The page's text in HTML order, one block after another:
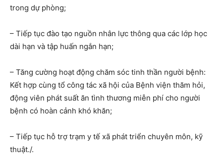
trong dự phòng;
– Tiếp tục đào tạo nguồn nhân lực thông qua các lớp học
dài hạn và tập huấn ngắn hạn;
– Tăng cường hoạt động chăm sóc tinh thần người bệnh:
Kết hợp cùng tổ công tác xã hội của Bệnh viện thăm hỏi,
động viên phát suất ăn tình thương miễn phí cho người
bệnh có hoàn cảnh khó khăn;
– Tiếp tục hỗ trợ trạm y tế xã phát triển chuyên môn, kỹ
thuật./.